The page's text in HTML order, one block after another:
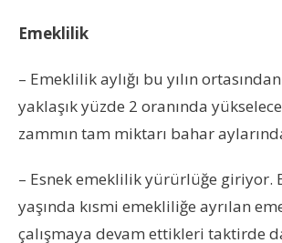
Emeklilik
– Emeklilik aylığı bu yılın
yaklaşık yüzde 2 oranında
zammın tam miktarı bahar
– Esnek emeklilik yürürlüğe giriyor.
yaşında kısmi emekliliğe ayrılan
çalışmaya devam ettikleri taktirde